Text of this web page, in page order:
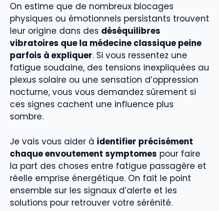
On estime que de nombreux blocages
physiques ou émotionnels persistants trouvent
leur origine dans des déséquilibres
vibratoires que la médecine classique peine
parfois à expliquer. Si vous ressentez une
fatigue soudaine, des tensions inexpliquées au
plexus solaire ou une sensation d’oppression
nocturne, vous vous demandez sûrement si
ces signes cachent une influence plus
sombre.
Je vais vous aider à identifier précisément
chaque envoutement symptomes pour faire
la part des choses entre fatigue passagère et
réelle emprise énergétique. On fait le point
ensemble sur les signaux d’alerte et les
solutions pour retrouver votre sérénité.